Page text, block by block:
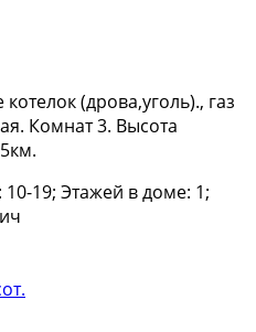
(дрова,уголь)., газ
Комнат 3. Высота
19; Этажей в доме: 1;